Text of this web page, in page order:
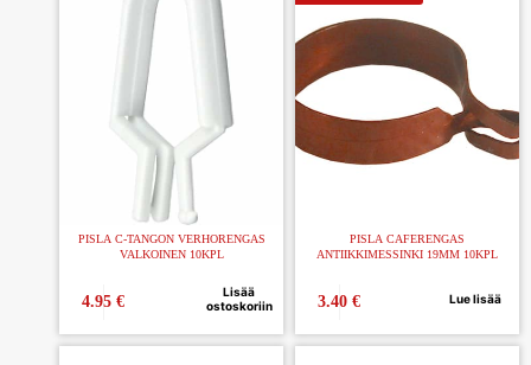
PISLA C-TANGON VERHORENGAS
VALKOINEN 10KPL
4.95€
Lisää
ostoskoriin
PISLA CAFERENGAS
ANTIIKKIMESSINKI 19MM 10KPL
3.40€ Lue lisää